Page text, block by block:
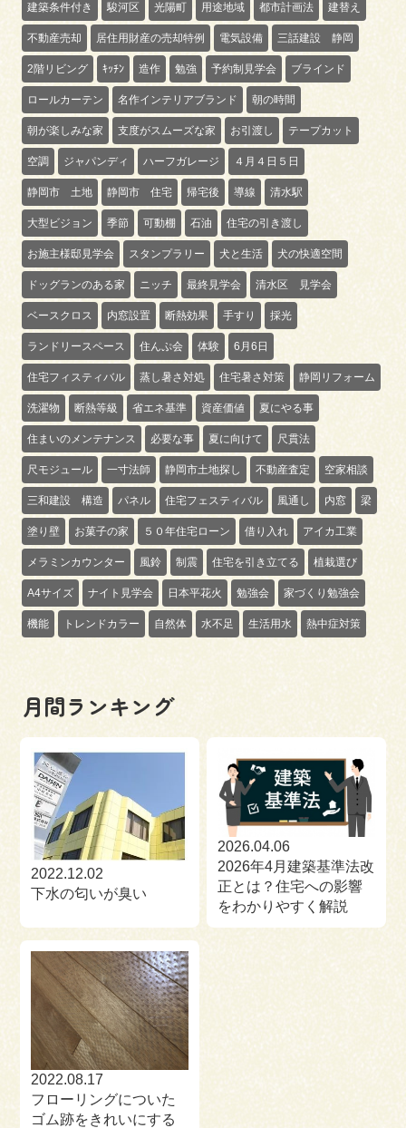
建築条件付き 駿河区 光陽町 用途地域 都市計画法 建替え
不動産売却 居住用財産の売却特例 電気設備 三話建設 静岡
2階リビング ｷｯﾁﾝ 造作 勉強 予約制見学会 ブラインド
ロールカーテン 名作インテリアブランド 朝の時間
朝が楽しみな家 支度がスムーズな家 お引渡し テープカット
空調 ジャパンディ ハーフガレージ ４月４日５日
静岡市 土地 静岡市 住宅 帰宅後 導線 清水駅
大型ビジョン 季節 可動棚 石油 住宅の引き渡し
お施主様邸見学会 スタンプラリー 犬と生活 犬の快適空間
ドッグランのある家 ニッチ 最終見学会 清水区 見学会
ベースクロス 内窓設置 断熱効果 手すり 採光
ランドリースペース 住んぷ会 体験 6月6日
住宅フィスティバル 蒸し暑さ対処 住宅暑さ対策 静岡リフォーム
洗濯物 断熱等級 省エネ基準 資産価値 夏にやる事
住まいのメンテナンス 必要な事 夏に向けて 尺貫法
尺モジュール 一寸法師 静岡市土地探し 不動産査定 空家相談
三和建設 構造 パネル 住宅フェスティバル 風通し 内窓 梁
塗り壁 お菓子の家 ５０年住宅ローン 借り入れ アイカ工業
メラミンカウンター 風鈴 制震 住宅を引き立てる 植栽選び
A4サイズ ナイト見学会 日本平花火 勉強会 家づくり勉強会
機能 トレンドカラー 自然体 水不足 生活用水 熱中症対策
月間ランキング
2022.12.02
下水の匂いが臭い
2026.04.06
2026年4月建築基準法改
正とは？住宅への影響
をわかりやすく解説
2022.08.17
フローリングについた
ゴム跡をきれいにする